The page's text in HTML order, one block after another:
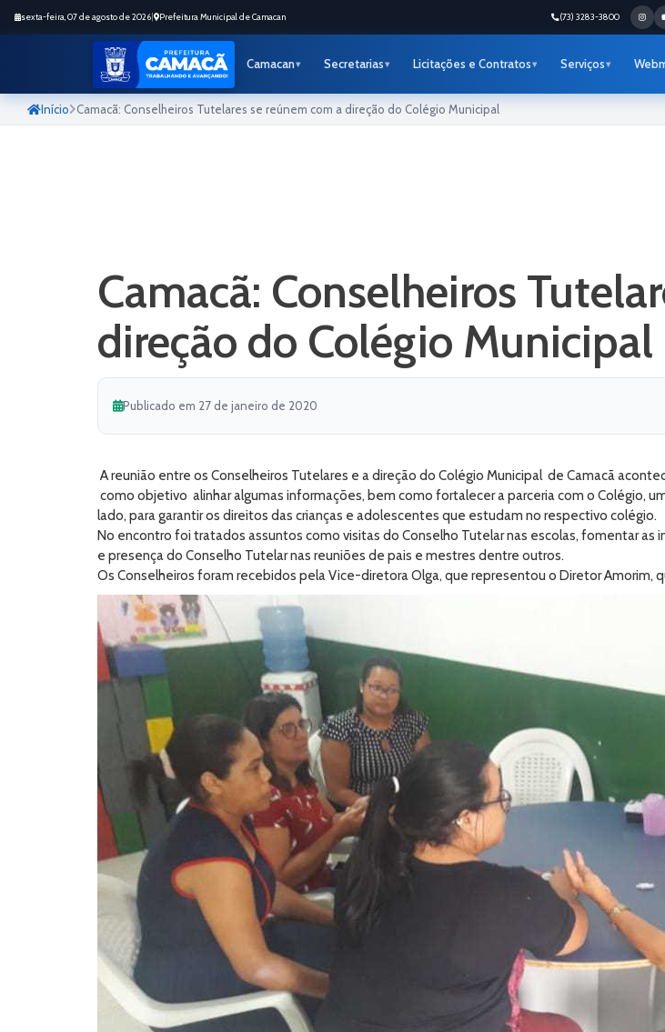
sexta-feira, 07 de agosto de 2026 Prefeitura Municipal de Camacan (73) 3283-3800
Camacan Secretarias Licitações e Contratos Serviços
Início Camacã: Conselheiros Tutelares se reúnem com a direção do Colégio Municipal
Camacã: Conselheiros
direção do Colégio Municipal
Publicado em 27 de janeiro de 2020
A reunião entre os Conselheiros Tutelares e a direção do Colégio Municipal de Camacã
como objetivo alinhar algumas informações, bem como fortalecer a parceria com o Colégio,
lado, para garantir os direitos das crianças e adolescentes que estudam no respectivo colégio.
No encontro foi tratados assuntos como visitas do Conselho Tutelar nas escolas, fomentar
e presença do Conselho Tutelar nas reuniões de pais e mestres dentre outros.
Os Conselheiros foram recebidos pela Vice-diretora Olga, que representou o Diretor Amorim,